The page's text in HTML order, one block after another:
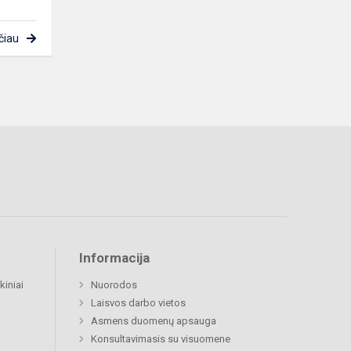
Informacija
Nuorodos
Laisvos darbo vietos
Asmens duomenų apsauga
Konsultavimasis su visuomene